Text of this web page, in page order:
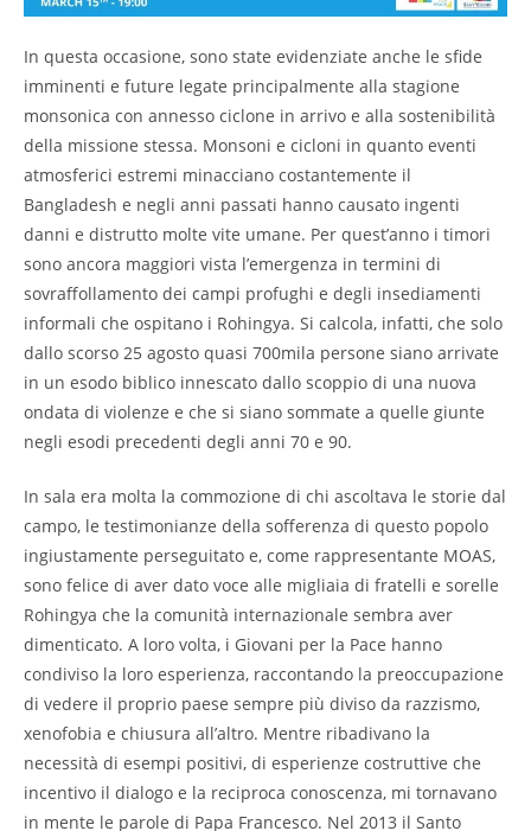
In questa occasione, sono state evidenziate anche le sfide
imminenti e future legate principalmente alla stagione
monsonica con annesso ciclone in arrivo e alla sostenibilità
della missione stessa. Monsoni e cicloni in quanto eventi
atmosferici estremi minacciano costantemente il
Bangladesh e negli anni passati hanno causato ingenti
danni e distrutto molte vite umane. Per quest’anno i timori
sono ancora maggiori vista l’emergenza in termini di
sovraffollamento dei campi profughi e degli insediamenti
informali che ospitano i Rohingya. Si calcola, infatti, che solo
dallo scorso 25 agosto quasi 700mila persone siano arrivate
in un esodo biblico innescato dallo scoppio di una nuova
ondata di violenze e che si siano sommate a quelle giunte
negli esodi precedenti degli anni 70 e 90.
In sala era molta la commozione di chi ascoltava le storie dal
campo, le testimonianze della sofferenza di questo popolo
ingiustamente perseguitato e, come rappresentante MOAS,
sono felice di aver dato voce alle migliaia di fratelli e sorelle
Rohingya che la comunità internazionale sembra aver
dimenticato. A loro volta, i Giovani per la Pace hanno
condiviso la loro esperienza, raccontando la preoccupazione
di vedere il proprio paese sempre più diviso da razzismo,
xenofobia e chiusura all’altro. Mentre ribadivano la
necessità di esempi positivi, di esperienze costruttive che
incentivo il dialogo e la reciproca conoscenza, mi tornavano
in mente le parole di Papa Francesco. Nel 2013 il Santo